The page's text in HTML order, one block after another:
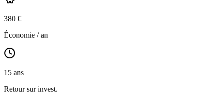
380 €
Économie / an
15 ans
Retour sur invest.